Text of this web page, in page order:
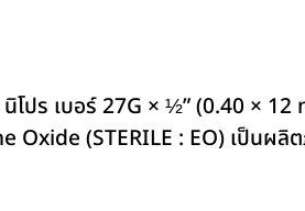
โปร เบอร์ 27G × ½” (0.40 ×
(STERILE : EO) เป็นผลิ